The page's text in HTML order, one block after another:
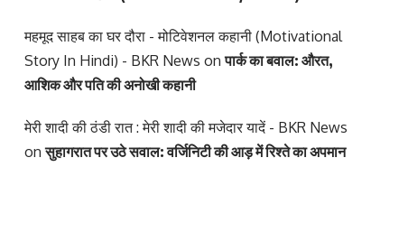
महमूद साहब का घर दौरा - मोटिवेशनल कहानी (Motivational
Story In Hindi) - BKR News onपार्क का बवाल: औरत,
आशिक और पति की अनोखी कहानी
मेरी शादी की ठंडी रात : मेरी शादी की मजेदार यादें - BKR News
onसुहागरात पर उठे सवाल: वर्जिनिटी की आड़ में रिश्ते का अपमान